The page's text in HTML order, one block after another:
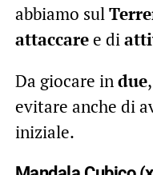
abbiamo sul
attaccaree di
Da giocare indue
evitare anche di
iniziale.